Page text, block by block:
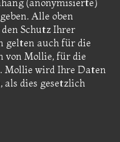
(anonymisierte)
Alle oben
Schutz Ihrer
gelten auch für die
von Mollie, für die
wird Ihre Daten
dies gesetzlich